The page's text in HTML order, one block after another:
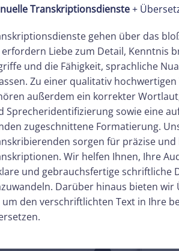
Transkriptionsdienste+
gehen über das
erfordern Liebe zum Detail, Kenntnis
und die Fähigkeit, sprachliche
Zu einer qualitativ
außerdem ein korrekter
Sprecheridentifizierung sowie eine
zugeschnittene Formatierung.
sorgen für präzise
Wir helfen Ihnen, Ihre
und gebrauchsfertige schriftliche
Darüber hinaus bieten wir
um den verschriftlichten Text in Ihre